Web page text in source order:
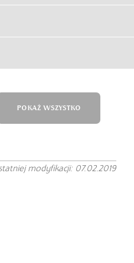
POKAŻ WSZYSTKO
modyfikacji: 07.02.2019